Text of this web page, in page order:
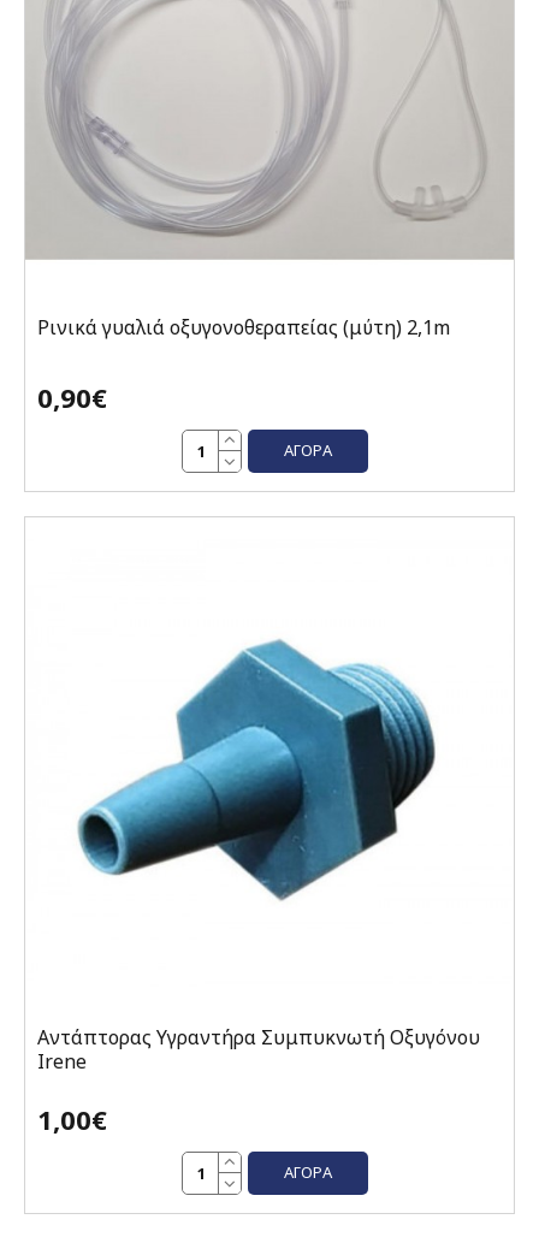
Ρινικά γυαλιά οξυγονοθεραπείας (μύτη) 2,1m
0,90€
ΑΓΟΡΆ
Αντάπτορας Υγραντήρα Συμπυκνωτή Οξυγόνου
Irene
1,00€
ΑΓΟΡΆ